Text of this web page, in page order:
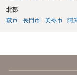
北部
萩市
長門市 美祢市 阿